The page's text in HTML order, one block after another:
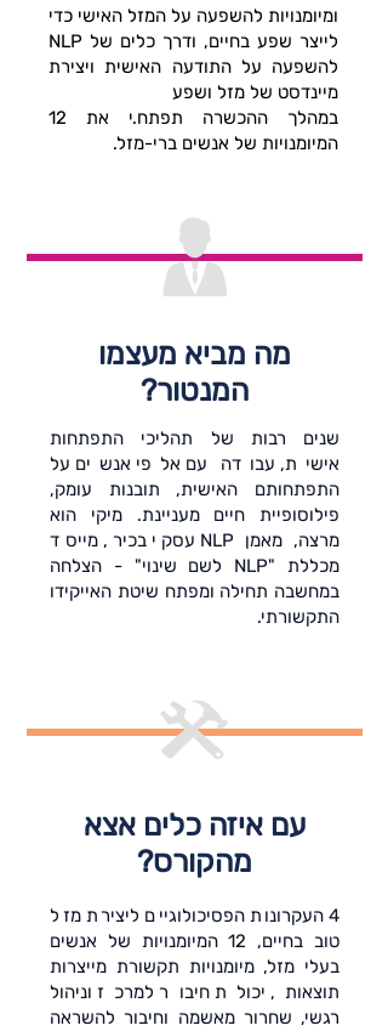
ומיומנויות להשפעה על המזל האישי כדי
לייצר שפע בחיים, ודרך כלים של NLP
להשפעה על התודעה האישית ויצירת
מיינדסט של מזל ושפע
במהלך ההכשרה תפתח.י את 12
המיומנויות של אנשים ברי-מזל.
מה מביא מעצמו
המנטור?
שנים רבות של תהליכי התפתחות
אישית, עבודה עם אלפי אנשים על
התפתחותם האישית, תובנות עומק,
פילוסופיית חיים מעניינת. מיקי הוא
מרצה, מאמן NLP עסקי בכיר, מייסד
מכללת "NLP לשם שינוי" - הצלחה
במחשבה תחילה ומפתח שיטת האייקידו
התקשורתי.
עם איזה כלים אצא
מהקורס?
4 העקרונות הפסיכולוגיים ליצירת מזל
טוב בחיים, 12 המיומנויות של אנשים
בעלי מזל, מיומנויות תקשורת מייצרות
תוצאות, יכולת חיבור למרכז וניהול
רגשי, שחרור מאשמה וחיבור להשראה